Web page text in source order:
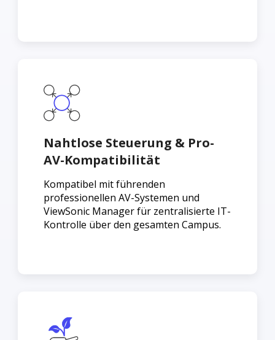
Nahtlose Steuerung & Pro-
AV-Kompatibilität
Kompatibel mit führenden
professionellen AV-Systemen und
ViewSonic Manager für zentralisierte IT-
Kontrolle über den gesamten Campus.